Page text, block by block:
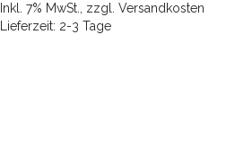
IN DEN WARENKORB
Inkl. 7% MwSt., zzgl. Versandkosten
Lieferzeit: 2-3 Tage